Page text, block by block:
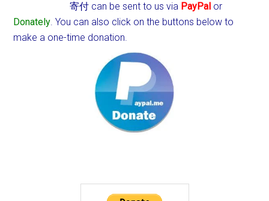
寄付 can be sent to us via PayPal or
Donately. You can also click on the buttons below to
make a one-time donation.